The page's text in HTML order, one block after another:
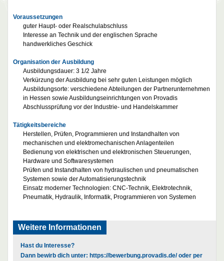
Voraussetzungen
guter Haupt- oder Realschulabschluss
Interesse an Technik und der englischen Sprache
handwerkliches Geschick
Organisation der Ausbildung
Ausbildungsdauer: 3 1/2 Jahre
Verkürzung der Ausbildung bei sehr guten Leistungen möglich
Ausbildungsorte: verschiedene Abteilungen der Partnerunternehmen
in Hessen sowie Ausbildungseinrichtungen von Provadis
Abschlussprüfung vor der Industrie- und Handelskammer
Tätigkeitsbereiche
Herstellen, Prüfen, Programmieren und Instandhalten von
mechanischen und elektromechanischen Anlagenteilen
Bedienung von elektrischen und elektronischen Steuerungen,
Hardware und Softwaresystemen
Prüfen und Instandhalten von hydraulischen und pneumatischen
Systemen sowie der Automatisierungstechnik
Einsatz moderner Technologien: CNC-Technik, Elektrotechnik,
Pneumatik, Hydraulik, Informatik, Programmieren von Systemen
Weitere Informationen
Hast du Interesse?
Dann bewirb dich unter: https://bewerbung.provadis.de/oder per